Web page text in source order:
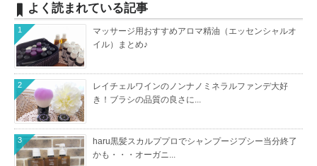
よく読まれている記事
マッサージ用おすすめアロマ精油（エッセンシャルオ
イル）まとめ♪
1
レイチェルワインのノンナノミネラルファンデ大好
き！ブラシの品質の良さに...
2
haru黒髪スカルププロでシャンプージプシー当分終了
かも・・・オーガニ...
3